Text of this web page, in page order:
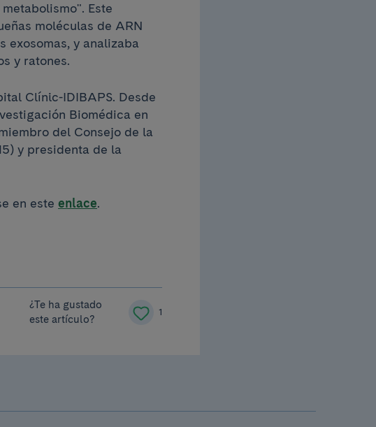
Este
moléculas de ARN
exosomas, y analizaba
y ratones.
Clínic-IDIBAPS. Desde
Biomédica en
del Consejo de la
y presidenta de la
en este enlace.
¿Te ha gustado
este artículo?
1